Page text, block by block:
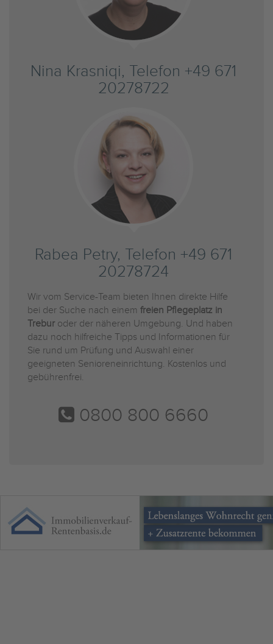
Nina Krasniqi, Telefon +49 671
20278722
Rabea Petry, Telefon +49 671
20278724
Wir vom Service-Team bieten Ihnen direkte Hilfe
bei der Suche nach einem freien Pflegeplatz in
Trebur oder der näheren Umgebung. Und haben
dazu noch hilfreiche Tipps und Informationen für
Sie rund um Prüfung und Auswahl einer
geeigneten Senioreneinrichtung. Kostenlos und
gebührenfrei.
0800 800 6660